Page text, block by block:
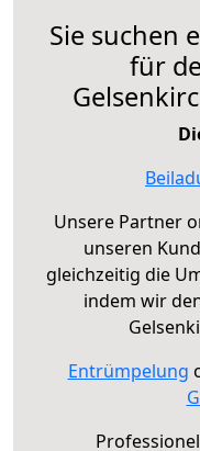
Sie suchen
für
Unsere Partner
unseren
gleichzeitig die
indem wir
Entrümpelung